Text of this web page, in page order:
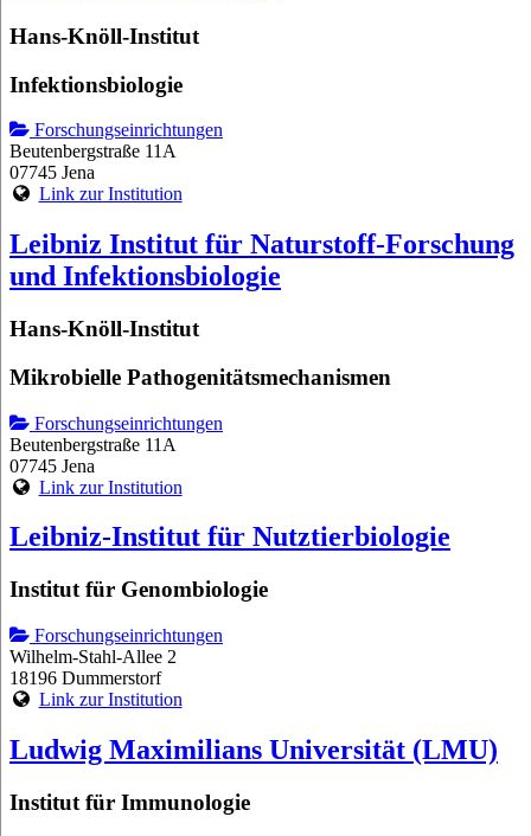
Hans-Knöll-Institut
Infektionsbiologie
Forschungseinrichtungen
Beutenbergstraße 11A
07745 Jena
Link zur Institution
Leibniz Institut für Naturstoff-Forschung
und Infektionsbiologie
Hans-Knöll-Institut
Mikrobielle Pathogenitätsmechanismen
Forschungseinrichtungen
Beutenbergstraße 11A
07745 Jena
Link zur Institution
Leibniz-Institut für Nutztierbiologie
Institut für Genombiologie
Forschungseinrichtungen
Wilhelm-Stahl-Allee 2
18196 Dummerstorf
Link zur Institution
Ludwig Maximilians Universität (LMU)
Institut für Immunologie